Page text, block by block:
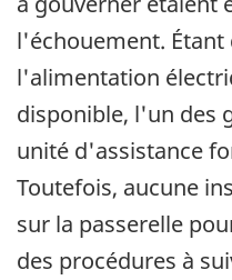
l'échouement. Étant
l'alimentation
disponible, l'un des
unité d'assistance
Toutefois, aucune
sur la passerelle
des procédures à